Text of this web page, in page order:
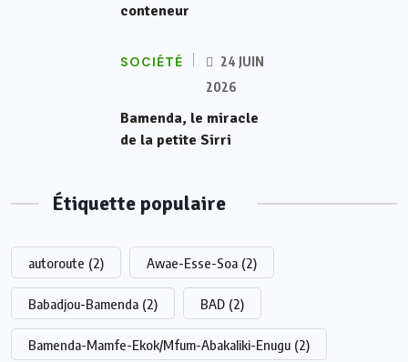
conteneur
SOCIÉTÉ
24 JUIN
2026
Bamenda, le miracle
de la petite Sirri
Étiquette populaire
autoroute (2) Awae-Esse-Soa (2)
Babadjou-Bamenda (2) BAD (2)
Bamenda-Mamfe-Ekok/Mfum-Abakaliki-Enugu (2)